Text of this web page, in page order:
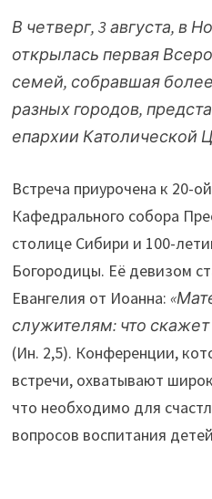
В четверг, 3 августа, в
открылась первая
семей, собравшая
разных городов,
епархии Католической
Встреча приурочена к 20-
Кафедрального собора
столице Сибири и 100-
Богородицы. Её девизом
Евангелия от Иоанна:
служителям: что
(Ин. 2,5). Конференции,
встречи, охватывают
что необходимо для
вопросов воспитания